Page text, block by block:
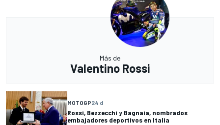
Más de
Valentino Rossi
MOTOGP24 d
Rossi, Bezzecchi y Bagnaia, nombrados
embajadores deportivos en Italia